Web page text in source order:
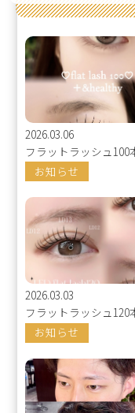
2026.03.06
フラットラッシュ100
お知らせ
2026.03.03
フラットラッシュ120
お知らせ